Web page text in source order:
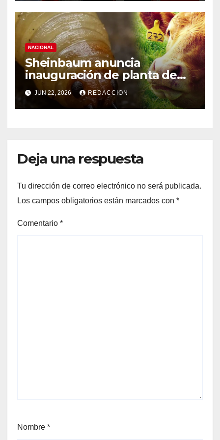
NACIONAL
Sheinbaum anuncia
inauguración de planta de
mosca para combatir gusano
barrenador el viernes;
ganaderos “le dieron la
JUN 22, 2026 REDACCION
Deja una respuesta
Tu dirección de correo electrónico no será publicada.
Los campos obligatorios están marcados con *
Comentario *
Nombre *